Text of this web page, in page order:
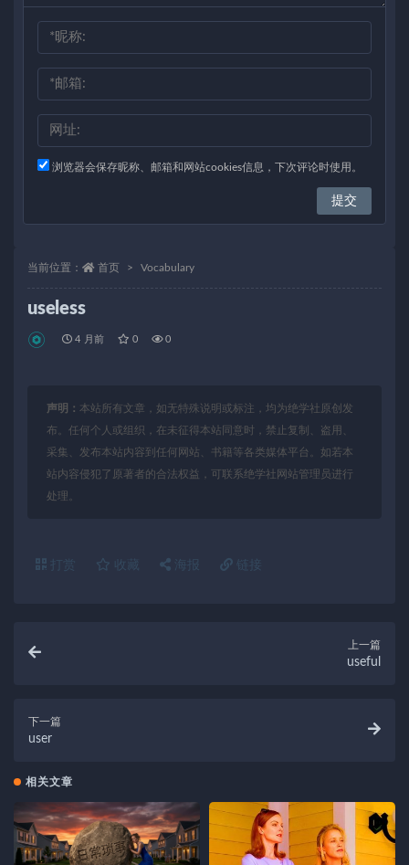
浏览器会保存昵称、邮箱和网站cookies信息，下次评论时使用。
当前位置： 首页 Vocabulary
useless
4 月前 0 0
声明： 本站所有文章，如无特殊说明或标注，均为绝学社原创发
布。任何个人或组织，在未征得本站同意时，禁止复制、盗用、
采集、发布本站内容到任何网站、书籍等各类媒体平台。如若本
站内容侵犯了原著者的合法权益，可联系绝学社网站管理员进行
处理。
打赏 收藏 海报 链接
上一篇
useful
下一篇
user
相关文章